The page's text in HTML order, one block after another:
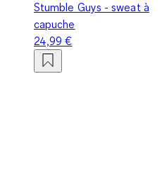
Stumble Guys - sweat à
capuche
24,99 €